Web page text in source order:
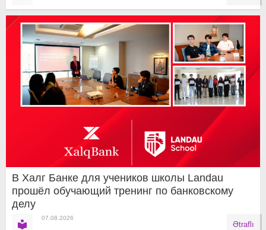
В Халг Банке для учеников школы Landau
прошёл обучающий тренинг по банковскому
делу
07.08.2026
Ətraflı